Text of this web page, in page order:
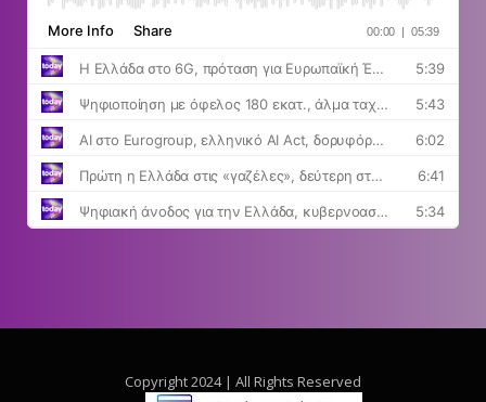
Copyright 2024 | All Rights Reserved